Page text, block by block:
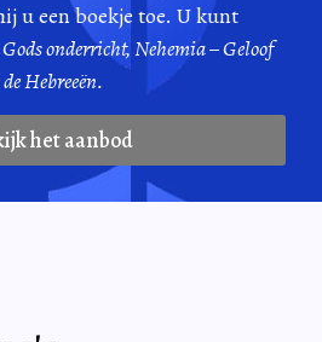
u een boekje toe. U kunt
Gods onderricht, Nehemia – Geloof
Hebreeën.
het aanbod